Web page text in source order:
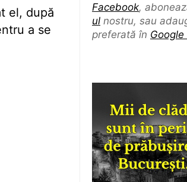
Facebook,
ul nostru, sau
preferată în
el, după
a se